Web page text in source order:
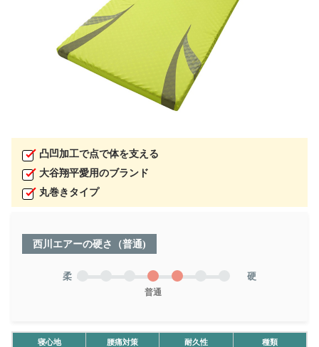
凸凹加工で点で体を支える
大谷翔平愛用のブランド
丸巻きタイプ
西川エアーの硬さ（普通)
柔
普通
硬
寝心地 腰痛対策 耐久性 種類